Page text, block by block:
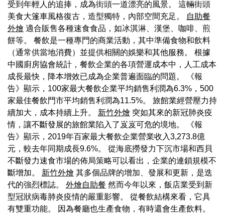
受到年輕人的追捧，成為街頭一道漂亮的風景。 這輛街頭
美食大篷車風格復古，造型獨特，內部空間充足。
自助餐
外燴 適合販售各種速食食品，如冰淇淋、漢堡、咖啡、煎
餅等。 餐飲是一種專門的商業活動，其中準備食物和飲料
（通常供當地消費）並提供相關的娛樂和其他服務。 根據
中國廚房協會統計，餐飲企業的各項營運成本中，人工成本
成長最快，降本增效已成為企業普遍面臨的問題。 《報
告》顯示，100家最大餐飲企業平均銷售利潤為6.3%，500
家最佳餐飲門市平均銷售利潤為11.5%。 旅館業經營壓力持
續加大，成本持續上升。 新竹外燴 突如其來的新冠肺炎疫
情，讓不斷發展的旅館業陷入了岌岌可危的境地。 《報
告》顯示，2019年百家最大餐飲企業營業收入3,273.8億
元，較去年同期成長9.6%。 從海底撈發力下沉市場和西貝
不斷發力速食市場的佈局策略可以看出，企業的連鎖規模不
斷增加。 新竹外燴 其多個品牌的增加、發展和更新，是迭
代的強烈標誌。 外燴自助餐 然而今年以來，飯店業受到新
型冠狀病毒肺炎疫情的嚴重影響。 從餐飲結構來看，它具
有雙重功能。 因為餐廳也生產食物，有時還會生產飲料。